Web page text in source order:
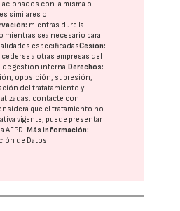
con la misma o
similares o
mientras dure la
mientras sea necesario para
especificadasCesión:
a otras empresas del
de gestión interna.Derechos:
oposición, supresión,
del tratatamiento y
contacte con
que el tratamiento no
vigente, puede presentar
AEPD.Más información:
de Datos